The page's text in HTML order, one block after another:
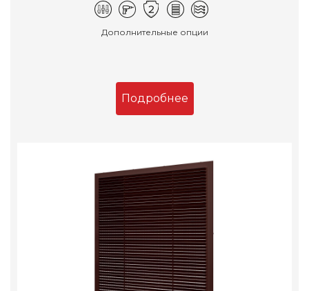
Дополнительные опции
Подробнее